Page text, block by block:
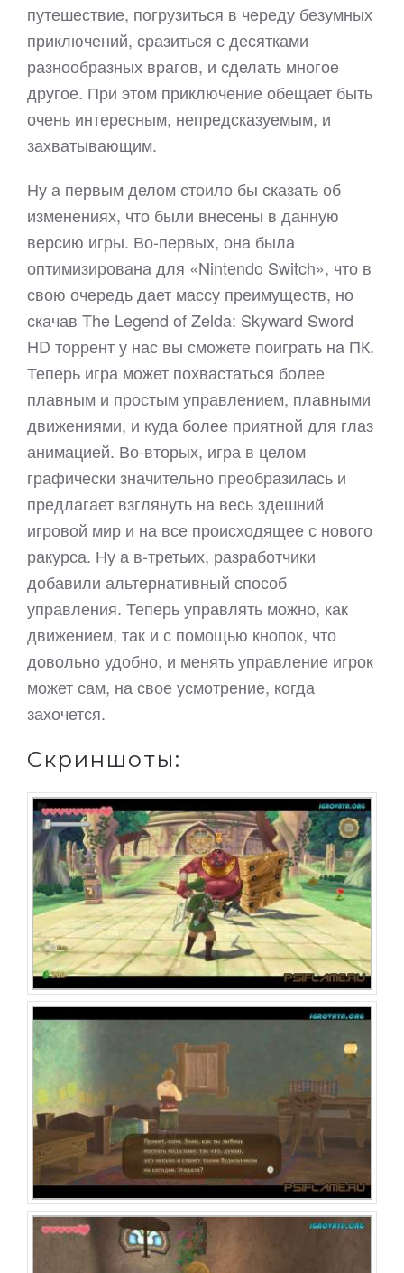
путешествие, погрузиться в череду безумных
приключений, сразиться с десятками
разнообразных врагов, и сделать многое
другое. При этом приключение обещает быть
очень интересным, непредсказуемым, и
захватывающим.
Ну а первым делом стоило бы сказать об
изменениях, что были внесены в данную
версию игры. Во-первых, она была
оптимизирована для «Nintendo Switch», что в
свою очередь дает массу преимуществ, но
скачав The Legend of Zelda: Skyward Sword
HD торрент у нас вы сможете поиграть на ПК.
Теперь игра может похвастаться более
плавным и простым управлением, плавными
движениями, и куда более приятной для глаз
анимацией. Во-вторых, игра в целом
графически значительно преобразилась и
предлагает взглянуть на весь здешний
игровой мир и на все происходящее с нового
ракурса. Ну а в-третьих, разработчики
добавили альтернативный способ
управления. Теперь управлять можно, как
движением, так и с помощью кнопок, что
довольно удобно, и менять управление игрок
может сам, на свое усмотрение, когда
захочется.
Скриншоты: